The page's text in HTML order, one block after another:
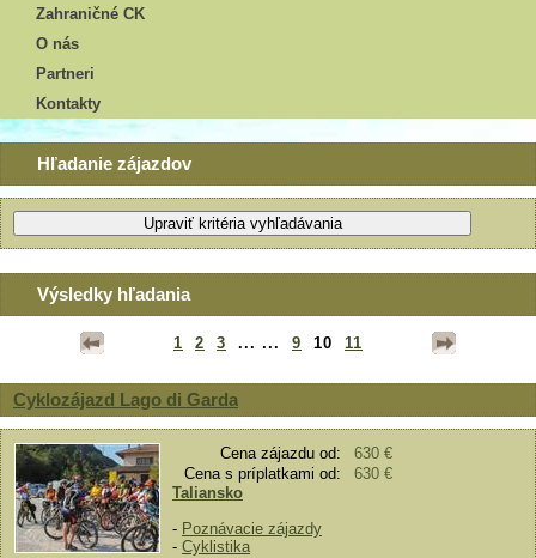
Zahraničné CK
O nás
Partneri
Kontakty
Hľadanie zájazdov
Výsledky hľadania
1 2 3 ... ... 9 10 11
Cyklozájazd Lago di Garda
Cena zájazdu od:
630 €
Cena s príplatkami od:
630 €
Taliansko
- Poznávacie zájazdy
- Cyklistika